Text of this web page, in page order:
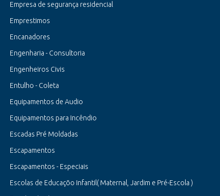
Empresa de segurança residencial
Emprestimos
Encanadores
Engenharia - Consultoria
Engenheiros Civis
Entulho - Coleta
Equipamentos de Audio
Equipamentos para Incêndio
Escadas Pré Moldadas
Escapamentos
Escapamentos - Especiais
Escolas de Educaçõo Infantil( Maternal, Jardim e Pré-Escola )